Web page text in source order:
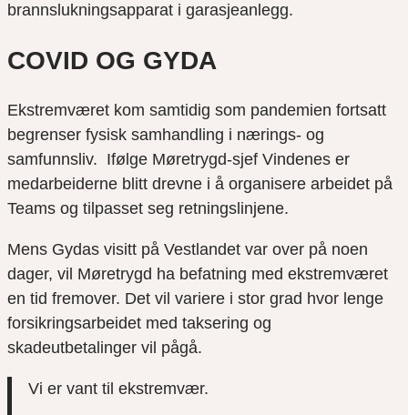
brannslukningsapparat i garasjeanlegg.
COVID OG GYDA
Ekstremværet kom samtidig som pandemien fortsatt
begrenser fysisk samhandling i nærings- og
samfunnsliv. Ifølge Møretrygd-sjef Vindenes er
medarbeiderne blitt drevne i å organisere arbeidet på
Teams og tilpasset seg retningslinjene.
Mens Gydas visitt på Vestlandet var over på noen
dager, vil Møretrygd ha befatning med ekstremværet
en tid fremover. Det vil variere i stor grad hvor lenge
forsikringsarbeidet med taksering og
skadeutbetalinger vil pågå.
Vi er vant til ekstremvær.